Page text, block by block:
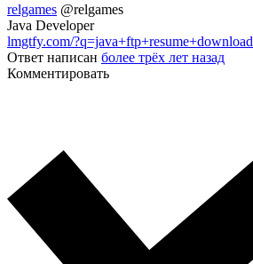
relgames @relgames
Java Developer
lmgtfy.com/?q=java+ftp+resume+download
Ответ написан более трёх лет назад
Комментировать